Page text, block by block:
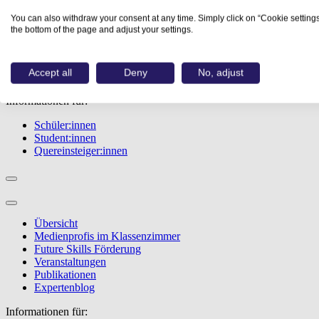
Übersicht
Berufe
Studiengänge
Berufstest
Bewerbungstipps
Informationen für:
Schüler:innen
Student:innen
Quereinsteiger:innen
Übersicht
Medienprofis im Klassenzimmer
Future Skills Förderung
Veranstaltungen
Publikationen
Expertenblog
Informationen für:
You can also withdraw your consent at any time. Simply click on “Cookie
the bottom of the page and adjust your settings.
Accept all Deny No, adjust